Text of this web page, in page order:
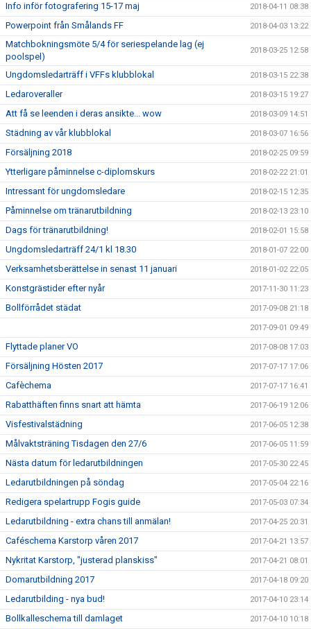
Info inför fotografering 15-17 maj 2018-04-11 08:38
Powerpoint från Smålands FF 2018-04-03 13:22
Matchbokningsmöte 5/4 för seriespelande lag (ej
poolspel)
2018-03-25 12:58
Ungdomsledarträff i VFFs klubblokal 2018-03-15 22:38
Ledaroveraller 2018-03-15 19:27
Att få se leenden i deras ansikte... wow 2018-03-09 14:51
Städning av vår klubblokal 2018-03-07 16:56
Försäljning 2018 2018-02-25 09:59
Ytterligare påminnelse c-diplomskurs 2018-02-22 21:01
Intressant för ungdomsledare 2018-02-15 12:35
Påminnelse om tränarutbildning 2018-02-13 23:10
Dags för tränarutbildning! 2018-02-01 15:58
Ungdomsledarträff 24/1 kl 18.30 2018-01-07 22:00
Verksamhetsberättelse in senast 11 januari 2018-01-02 22:05
Konstgrästider efter nyår 2017-11-30 11:23
Bollförrådet städat 2017-09-08 21:18
2017-09-01 09:49
Flyttade planer VO 2017-08-08 17:03
Försäljning Hösten 2017 2017-07-17 17:06
Cafèchema 2017-07-17 16:41
Rabatthäften finns snart att hämta 2017-06-19 12:06
Visfestivalstädning 2017-06-05 12:38
Målvaktsträning Tisdagen den 27/6 2017-06-05 11:59
Nästa datum för ledarutbildningen 2017-05-30 22:45
Ledarutbildningen på söndag 2017-05-04 22:16
Redigera spelartrupp Fogis guide 2017-05-03 07:34
Ledarutbildning - extra chans till anmälan! 2017-04-25 20:31
Caféschema Karstorp våren 2017 2017-04-21 13:57
Nykritat Karstorp, "justerad planskiss" 2017-04-21 08:01
Domarutbildning 2017 2017-04-18 09:20
Ledarutbilding - nya bud! 2017-04-10 23:14
Bollkalleschema till damlaget 2017-04-10 10:18